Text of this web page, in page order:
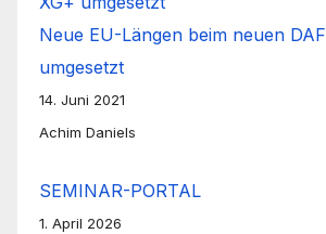
Neue EU-Längen beim neuen
umgesetzt
14. Juni 2021
Achim Daniels
SEMINAR-PORTAL
1. April 2026